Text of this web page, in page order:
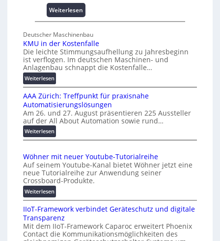
s
e
s
c
h
a
f
f
n
Weiterlesen
U
i
v
e
r
l
A
u
t
m
t
i
o
O
r
g
w
Deutscher Maschinenbau
KMU in der Kostenfalle
Die leichte Stimmungsaufhellung zu Jahresbeginn
ist verflogen. Im deutschen Maschinen- und
Anlagenbau schnappt die Kostenfalle…
Weiterlesen:
K
M
U
i
d
e
K
o
s
t
e
n
f
a
l
l
AAA Zürich: Treffpunkt für praxisnahe
Automatisierungslösungen
Am 26. und 27. August präsentieren 225 Aussteller
auf der All About Automation sowie rund…
Weiterlesen:
A
A
Z
ü
r
i
c
h
:
T
r
Wöhner mit neuer Youtube-Tutorialreihe
Auf seinem Youtube-Kanal bietet Wöhner jetzt eine
neue Tutorialreihe zur Anwendung seiner
Crossboard-Produkte.
Weiterlesen:
W
ö
h
n
e
IIoT-Framework verbindet Geräteschutz und digitale
Transparenz
Mit dem IIoT-Framework Caparoc erweitert Phoenix
Contact die Kommunikationsmöglichkeiten des